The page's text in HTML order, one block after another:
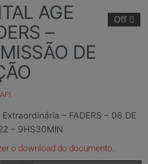
Off
AGE
–
DE
– FADERS – 06 DE
– 9HS30MIN
o download do documento.